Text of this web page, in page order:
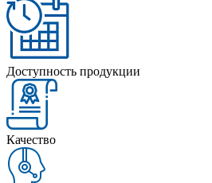
Доступность продукции
Качество